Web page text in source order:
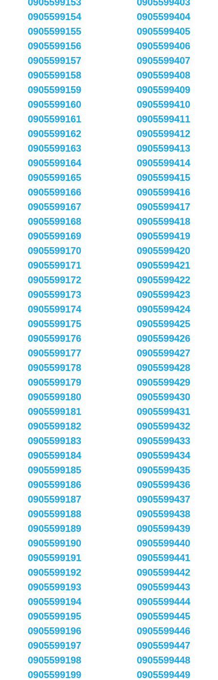
0905599154
0905599155
0905599156
0905599157
0905599158
0905599159
0905599160
0905599161
0905599162
0905599163
0905599164
0905599165
0905599166
0905599167
0905599168
0905599169
0905599170
0905599171
0905599172
0905599173
0905599174
0905599175
0905599176
0905599177
0905599178
0905599179
0905599180
0905599181
0905599182
0905599183
0905599184
0905599185
0905599186
0905599187
0905599188
0905599189
0905599190
0905599191
0905599192
0905599193
0905599194
0905599195
0905599196
0905599197
0905599198
0905599199
0905599404
0905599405
0905599406
0905599407
0905599408
0905599409
0905599410
0905599411
0905599412
0905599413
0905599414
0905599415
0905599416
0905599417
0905599418
0905599419
0905599420
0905599421
0905599422
0905599423
0905599424
0905599425
0905599426
0905599427
0905599428
0905599429
0905599430
0905599431
0905599432
0905599433
0905599434
0905599435
0905599436
0905599437
0905599438
0905599439
0905599440
0905599441
0905599442
0905599443
0905599444
0905599445
0905599446
0905599447
0905599448
0905599449